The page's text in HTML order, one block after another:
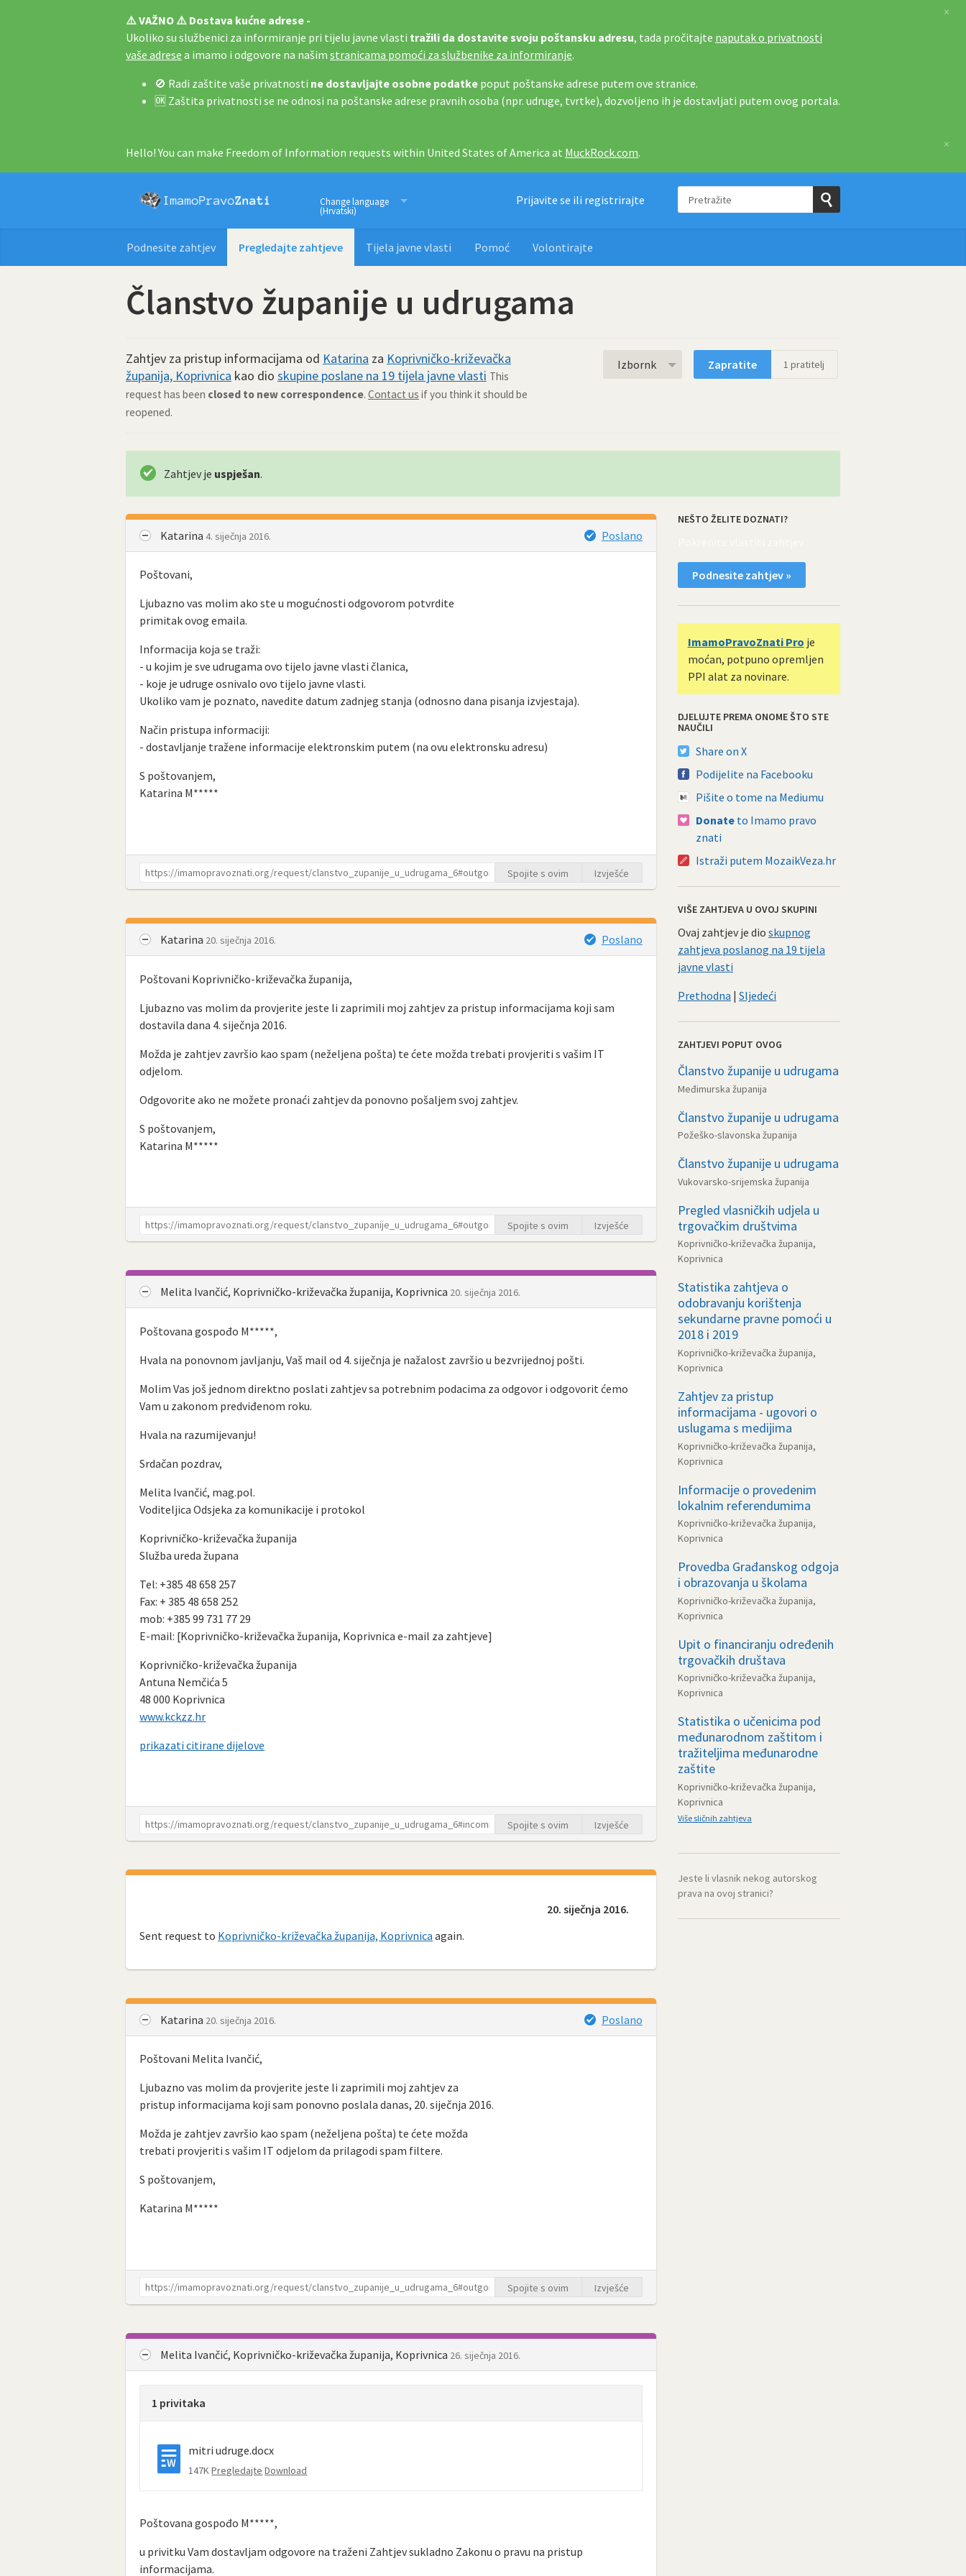
⚠️ VAŽNO ⚠️ Dostava kućne adrese -
Ukoliko su službenici za informiranje pri tijelu javne vlasti tražili da dostavite svoju poštansku adresu, tada pročitajte naputak o privatnosti
vaše adrese a imamo i odgovore na našim stranicama pomoći za službenike za informiranje.
🚫 Radi zaštite vaše privatnosti ne dostavljajte osobne podatke poput poštanske adrese putem ove stranice.
🆗 Zaštita privatnosti se ne odnosi na poštanske adrese pravnih osoba (npr. udruge, tvrtke), dozvoljeno ih je dostavljati putem ovog portala.
×
Hello! You can make Freedom of Information requests within United States of America at MuckRock.com.
×
Imamo pravo znati
Change language
(Hrvatski)
Prijavite se ili registrirajte Pretražite
Pošaljite
Podnesite zahtjev Pregledajte zahtjeve Tijela javne vlasti Pomoć Volontirajte
Članstvo županije u udrugama
Zahtjev za pristup informacijama od Katarina za Koprivničko-križevačka
županija, Koprivnica kao dio skupine poslane na 19 tijela javne vlasti This
request has been closed to new correspondence. Contact us if you think it should be
reopened.
Izbornk Zapratite 1 pratitelj
Zahtjev je uspješan.
Katarina 4. siječnja 2016. Poslano
Poštovani,
Ljubazno vas molim ako ste u mogućnosti odgovorom potvrdite
primitak ovog emaila.
Informacija koja se traži:
- u kojim je sve udrugama ovo tijelo javne vlasti članica,
- koje je udruge osnivalo ovo tijelo javne vlasti.
Ukoliko vam je poznato, navedite datum zadnjeg stanja (odnosno dana pisanja izvjestaja).
Način pristupa informaciji:
- dostavljanje tražene informacije elektronskim putem (na ovu elektronsku adresu)
S poštovanjem,
Katarina M*****
Spojite s ovim Izvješće
Katarina 20. siječnja 2016. Poslano
Poštovani Koprivničko-križevačka županija,
Ljubazno vas molim da provjerite jeste li zaprimili moj zahtjev za pristup informacijama koji sam
dostavila dana 4. siječnja 2016.
Možda je zahtjev završio kao spam (neželjena pošta) te ćete možda trebati provjeriti s vašim IT
odjelom.
Odgovorite ako ne možete pronaći zahtjev da ponovno pošaljem svoj zahtjev.
S poštovanjem,
Katarina M*****
Spojite s ovim Izvješće
Melita Ivančić, Koprivničko-križevačka županija, Koprivnica 20. siječnja 2016.
Poštovana gospođo M*****,
Hvala na ponovnom javljanju, Vaš mail od 4. siječnja je nažalost završio u bezvrijednoj pošti.
Molim Vas još jednom direktno poslati zahtjev sa potrebnim podacima za odgovor i odgovorit ćemo
Vam u zakonom predviđenom roku.
Hvala na razumijevanju!
Srdačan pozdrav,
Melita Ivančić, mag.pol.
Voditeljica Odsjeka za komunikacije i protokol
Koprivničko-križevačka županija
Služba ureda župana
Tel: +385 48 658 257
Fax: + 385 48 658 252
mob: +385 99 731 77 29
E-mail: [Koprivničko-križevačka županija, Koprivnica e-mail za zahtjeve]
Koprivničko-križevačka županija
Antuna Nemčića 5
48 000 Koprivnica
www.kckzz.hr
prikazati citirane dijelove
Spojite s ovim Izvješće
20. siječnja 2016.
Sent request to Koprivničko-križevačka županija, Koprivnica again.
Katarina 20. siječnja 2016. Poslano
Poštovani Melita Ivančić,
Ljubazno vas molim da provjerite jeste li zaprimili moj zahtjev za
pristup informacijama koji sam ponovno poslala danas, 20. siječnja 2016.
Možda je zahtjev završio kao spam (neželjena pošta) te ćete možda
trebati provjeriti s vašim IT odjelom da prilagodi spam filtere.
S poštovanjem,
Katarina M*****
Spojite s ovim Izvješće
Melita Ivančić, Koprivničko-križevačka županija, Koprivnica 26. siječnja 2016.
1 privitaka
mitri udruge.docx
147KPregledajte Download
Poštovana gospođo M*****,
u privitku Vam dostavljam odgovore na traženi Zahtjev sukladno Zakonu o pravu na pristup
informacijama.
NEŠTO ŽELITE DOZNATI?
Podnesite zahtjev »
ImamoPravoZnati Pro je
moćan, potpuno opremljen
PPI alat za novinare.
DJELUJTE PREMA ONOME ŠTO STE
NAUČILI
Share on X
Podijelite na Facebooku
Pišite o tome na Mediumu
Donate to Imamo pravo
znati
Istraži putem MozaikVeza.hr
VIŠE ZAHTJEVA U OVOJ SKUPINI
Ovaj zahtjev je dio skupnog
zahtjeva poslanog na 19 tijela
javne vlasti
Prethodna | Sljedeći
ZAHTJEVI POPUT OVOG
Članstvo županije u udrugama
Međimurska županija
Članstvo županije u udrugama
Požeško-slavonska županija
Članstvo županije u udrugama
Vukovarsko-srijemska županija
Pregled vlasničkih udjela u
trgovačkim društvima
Koprivničko-križevačka županija,
Koprivnica
Statistika zahtjeva o
odobravanju korištenja
sekundarne pravne pomoći u
2018 i 2019
Koprivničko-križevačka županija,
Koprivnica
Zahtjev za pristup
informacijama - ugovori o
uslugama s medijima
Koprivničko-križevačka županija,
Koprivnica
Informacije o provedenim
lokalnim referendumima
Koprivničko-križevačka županija,
Koprivnica
Provedba Građanskog odgoja
i obrazovanja u školama
Koprivničko-križevačka županija,
Koprivnica
Upit o financiranju određenih
trgovačkih društava
Koprivničko-križevačka županija,
Koprivnica
Statistika o učenicima pod
međunarodnom zaštitom i
tražiteljima međunarodne
zaštite
Koprivničko-križevačka županija,
Koprivnica
Više sličnih zahtjeva
Jeste li vlasnik nekog autorskog
prava na ovoj stranici?